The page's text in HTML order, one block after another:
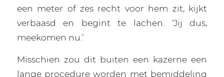
een meter of zes recht voor hem zit, kijkt
verbaasd en begint te lachen. ‘Jij dus,
meekomen nu.’
Misschien zou dit buiten een kazerne een
lange procedure worden met bemiddeling